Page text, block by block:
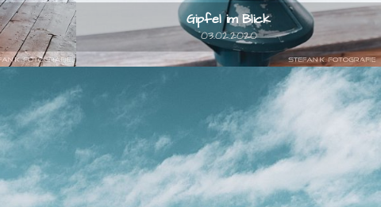
Gipfel im Blick
03.02.2020